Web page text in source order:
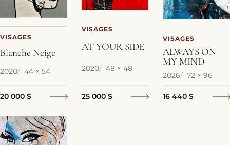
VISAGES
Blanche Neige
2020 44 × 54
20 000 $
VISAGES
AT YOUR SIDE
2020 48 × 48
25 000 $
VISAGES
ALWAYS ON
MY MIND
2026 72 × 96
16 440 $